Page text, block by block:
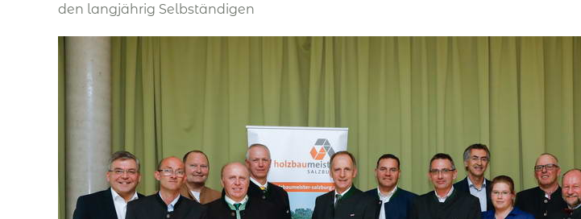
den langjährig Selbständigen